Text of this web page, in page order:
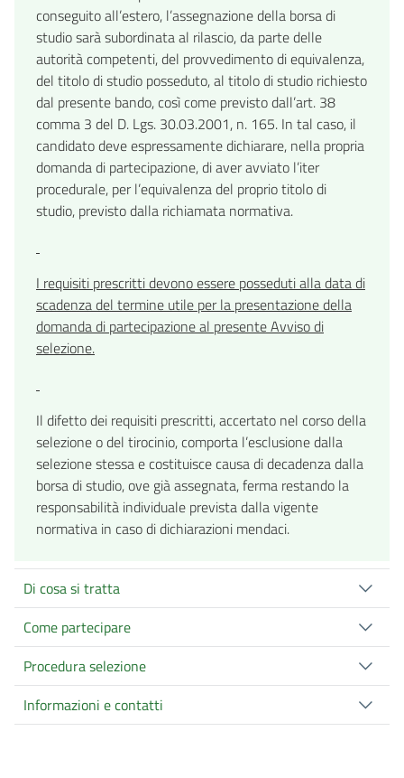
conseguito all’estero, l’assegnazione della borsa di
studio sarà subordinata al rilascio, da parte delle
autorità competenti, del provvedimento di equivalenza,
del titolo di studio posseduto, al titolo di studio richiesto
dal presente bando, così come previsto dall’art. 38
comma 3 del D. Lgs. 30.03.2001, n. 165. In tal caso, il
candidato deve espressamente dichiarare, nella propria
domanda di partecipazione, di aver avviato l’iter
procedurale, per l’equivalenza del proprio titolo di
studio, previsto dalla richiamata normativa.
I requisiti prescritti devono essere posseduti alla data di
scadenza del termine utile per la presentazione della
domanda di partecipazione al presente Avviso di
selezione.
Il difetto dei requisiti prescritti, accertato nel corso della
selezione o del tirocinio, comporta l’esclusione dalla
selezione stessa e costituisce causa di decadenza dalla
borsa di studio, ove già assegnata, ferma restando la
responsabilità individuale prevista dalla vigente
normativa in caso di dichiarazioni mendaci.
Di cosa si tratta
Come partecipare
Procedura selezione
Informazioni e contatti